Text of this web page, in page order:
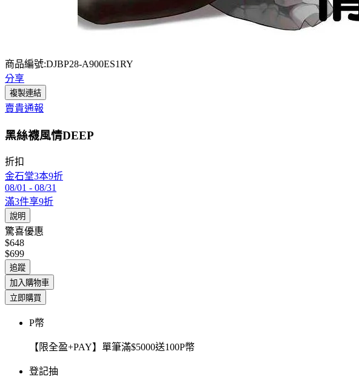
商品編號:DJBP28-A900ES1RY
分享
複製連結
賣貴通報
黑絲襪風情DEEP
折扣
金石堂3本9折
08/01 - 08/31
滿3件享9折
說明
驚喜優惠
$648
$699
追蹤
加入購物車
立即購買
P幣
【限全盈+PAY】單筆滿$5000送100P幣
登記抽